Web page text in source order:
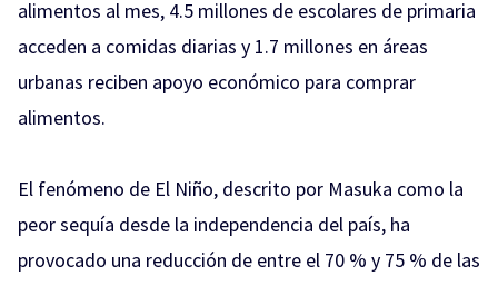
alimentos al mes, 4.5 millones de escolares de primaria
acceden a comidas diarias y 1.7 millones en áreas
urbanas reciben apoyo económico para comprar
alimentos.
El fenómeno de El Niño, descrito por Masuka como la
peor sequía desde la independencia del país, ha
provocado una reducción de entre el 70 % y 75 % de las